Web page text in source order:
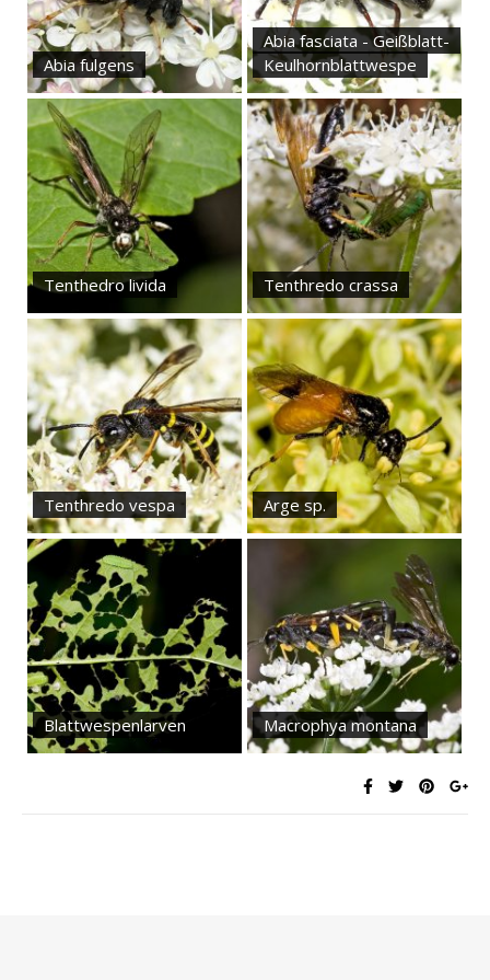
Abia fulgens
Abia fasciata - Geißblatt-
Keulhornblattwespe
Tenthedro livida Tenthredo crassa
Tenthredo vespa Arge sp.
Blattwespenlarven Macrophya montana